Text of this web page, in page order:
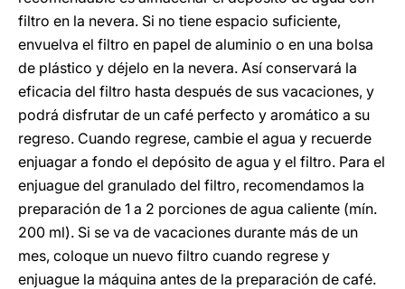
filtro en la nevera. Si no tiene espacio suficiente,
envuelva el filtro en papel de aluminio o en una bolsa
de plástico y déjelo en la nevera. Así conservará la
eficacia del filtro hasta después de sus vacaciones, y
podrá disfrutar de un café perfecto y aromático a su
regreso. Cuando regrese, cambie el agua y recuerde
enjuagar a fondo el depósito de agua y el filtro. Para el
enjuague del granulado del filtro, recomendamos la
preparación de 1 a 2 porciones de agua caliente (mín.
200 ml). Si se va de vacaciones durante más de un
mes, coloque un nuevo filtro cuando regrese y
enjuague la máquina antes de la preparación de café.